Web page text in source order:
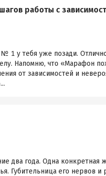
работы с
№ 1 у тебя уже позади.
Напомню, что «Марафон
от зависимостей и
два года. Одна
Губительница его нервов и